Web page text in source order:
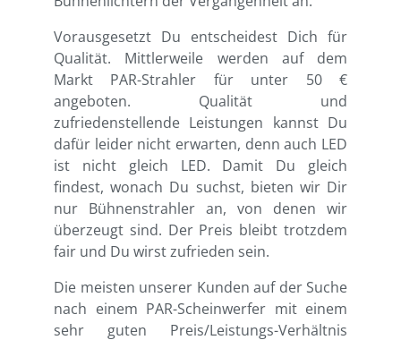
Vorausgesetzt Du entscheidest Dich für
Qualität. Mittlerweile werden auf dem
Markt PAR-Strahler für unter 50 €
angeboten. Qualität und
zufriedenstellende Leistungen kannst Du
dafür leider nicht erwarten, denn auch LED
ist nicht gleich LED. Damit Du gleich
findest, wonach Du suchst, bieten wir Dir
nur Bühnenstrahler an, von denen wir
überzeugt sind. Der Preis bleibt trotzdem
fair und Du wirst zufrieden sein.
Die meisten unserer Kunden auf der Suche
nach einem PAR-Scheinwerfer mit einem
sehr guten Preis/Leistungs-Verhältnis